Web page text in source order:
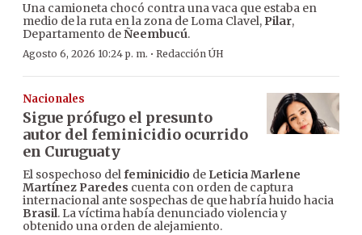
Una camioneta chocó contra una vaca que estaba en
medio de la ruta en la zona de Loma Clavel, Pilar,
Departamento deÑeembucú.
Agosto 6, 2026 10:24 p. m. · Redacción ÚH
Nacionales
Sigue prófugo el presunto
autor del feminicidio ocurrido
en Curuguaty
El sospechoso delfeminicidio de Leticia Marlene
Martínez Paredes cuenta con orden de captura
internacional ante sospechas de que habría huido hacia
Brasil. La víctima había denunciado violencia y
obtenido una orden de alejamiento.